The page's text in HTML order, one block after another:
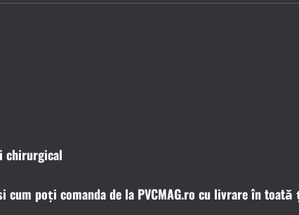
chirurgical
cum poți comanda de la PVCMAG.ro cu livrare în toată